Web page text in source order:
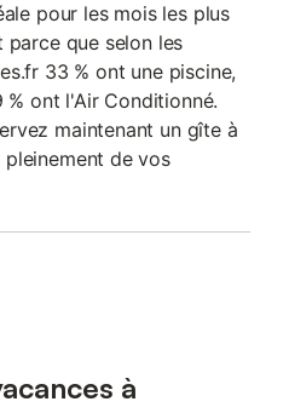
pour les mois les plus
parce que selon les
33 % ont une piscine,
% ont l'Air Conditionné.
maintenant un gîte à
de vos
à